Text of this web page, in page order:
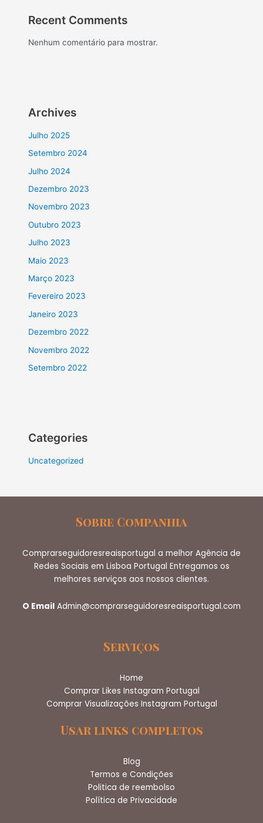
Recent Comments
Nenhum comentário para mostrar.
Archives
Julho 2025
Setembro 2024
Julho 2024
Dezembro 2023
Novembro 2023
Outubro 2023
Julho 2023
Maio 2023
Março 2023
Fevereiro 2023
Janeiro 2023
Dezembro 2022
Novembro 2022
Setembro 2022
Categories
Uncategorized
Sobre Companhia
Comprarseguidoresreaisportugal a melhor Agência de
Redes Sociais em Lisboa Portugal Entregamos os
melhores serviços aos nossos clientes.
O Email Admin@comprarseguidoresreaisportugal.com
Serviços
Home
Comprar Likes Instagram Portugal
Comprar Visualizações Instagram Portugal
Usar links completos
Blog
Termos e Condições
Politica de reembolso
Política de Privacidade